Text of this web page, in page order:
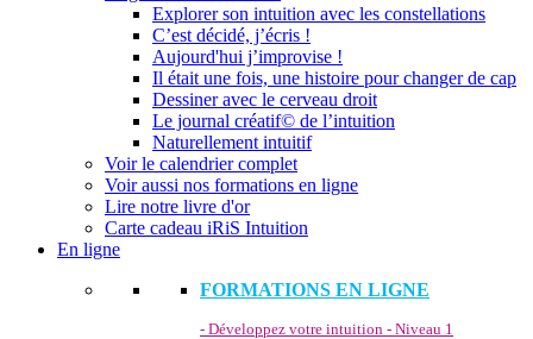
Explorer son intuition avec les constellations
C’est décidé, j’écris !
Aujourd'hui j’improvise !
Il était une fois, une histoire pour changer de cap
Dessiner avec le cerveau droit
Le journal créatif© de l’intuition
Naturellement intuitif
Voir le calendrier complet
Voir aussi nos formations en ligne
Lire notre livre d'or
Carte cadeau iRiS Intuition
En ligne
FORMATIONS EN LIGNE
- Développez votre intuition - Niveau 1